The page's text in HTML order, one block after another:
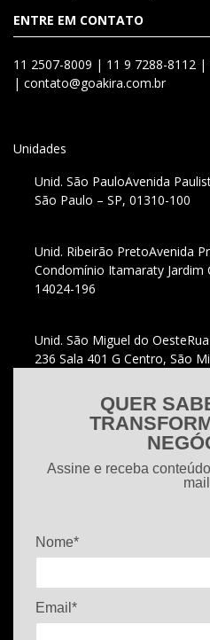
ENTRE EM CONTATO
11 2507-8009 | 11 9 7288-8112 |
| contato@goakira.com.br
Unidades
Unid. São PauloAvenida
São Paulo – SP, 01310-100
Unid. Ribeirão PretoAvenida
Condomínio Itamaraty Jardim
14024-196
Unid. São Miguel do Oeste
236 Sala 401 G Centro, São
QUER
Assine e receba
Nome*
Email*